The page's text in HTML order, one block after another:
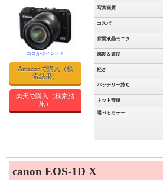
写真画質
コスパ
背面液晶モニタ
感度＆速度
軽さ
バッテリー持ち
ネット安値
選べるカラー
Amazonで購入（検
索結果）
楽天で購入（検索結
果）
canon EOS-1D X